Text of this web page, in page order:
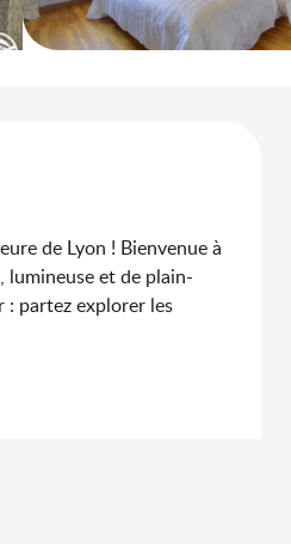
de Lyon ! Bienvenue à
lumineuse et de plain-
: partez explorer les